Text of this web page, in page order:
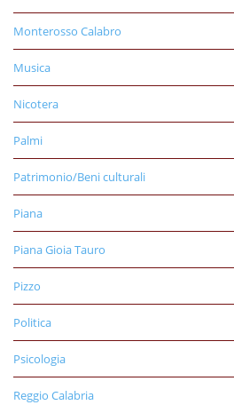
Monterosso Calabro
Musica
Nicotera
Palmi
Patrimonio/Beni culturali
Piana
Piana Gioia Tauro
Pizzo
Politica
Psicologia
Reggio Calabria